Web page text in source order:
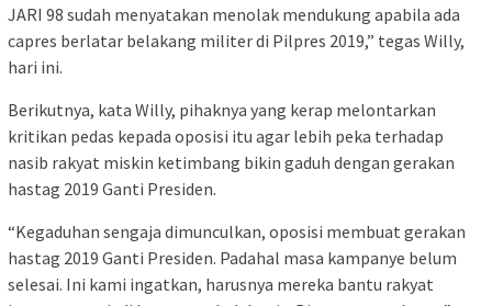
JARI 98 sudah menyatakan menolak mendukung apabila ada
capres berlatar belakang militer di Pilpres 2019,” tegas Willy,
hari ini.
Berikutnya, kata Willy, pihaknya yang kerap melontarkan
kritikan pedas kepada oposisi itu agar lebih peka terhadap
nasib rakyat miskin ketimbang bikin gaduh dengan gerakan
hastag 2019 Ganti Presiden.
“Kegaduhan sengaja dimunculkan, oposisi membuat gerakan
hastag 2019 Ganti Presiden. Padahal masa kampanye belum
selesai. Ini kami ingatkan, harusnya mereka bantu rakyat